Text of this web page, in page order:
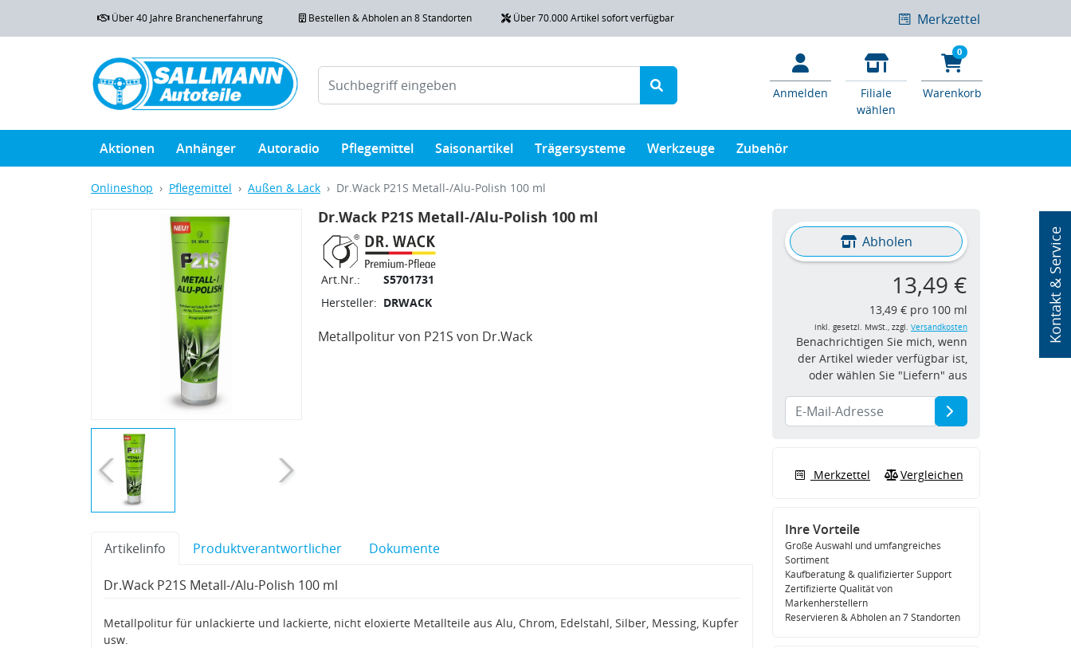
Kontakt & Service
Über 40 Jahre Branchenerfahrung Bestellen & Abholen an 8 Standorten Über 70.000 Artikel sofort verfügbar Merkzettel
Anmelden
Filiale
wählen
0
Warenkorb
Aktionen Anhänger Autoradio Pflegemittel Saisonartikel Trägersysteme Werkzeuge Zubehör
Onlineshop Pflegemittel Außen & Lack Dr.Wack P21S Metall-/Alu-Polish 100 ml
Dr.Wack P21S Metall-/Alu-Polish 100 ml
Art.Nr.:
S5701731
Hersteller: DRWACK
Metallpolitur von P21S von Dr.Wack
Artikelinfo Produktverantwortlicher Dokumente
Dr.Wack P21S Metall-/Alu-Polish 100 ml
Metallpolitur für unlackierte und lackierte, nicht eloxierte Metallteile aus Alu, Chrom, Edelstahl, Silber, Messing, Kupfer
usw.
Abholen
13,49 €
13,49 € pro 100 ml
inkl. gesetzl. MwSt., zzgl. Versandkosten
Benachrichtigen Sie mich, wenn
der Artikel wieder verfügbar ist,
oder wählen Sie "Liefern" aus
Merkzettel Vergleichen
Ihre Vorteile
Große Auswahl und umfangreiches
Sortiment
Kaufberatung & qualifizierter Support
Zertifizierte Qualität von
Markenherstellern
Reservieren & Abholen an 7 Standorten